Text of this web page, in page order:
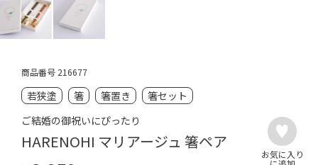
商品番号 216677
若狭塗 箸 箸置き
箸セット
ご結婚の御祝いにぴったり
HARENOHI マリアージュ 箸ペア